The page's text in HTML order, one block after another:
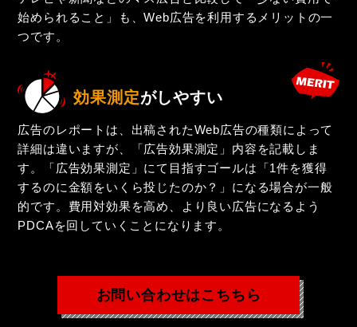
始められること」も、Web広告を利用するメリットの一
つです。
効果測定がしやすい
広告のレポートは、出稿されたWeb広告の種類によって
詳細は違いますが、「広告効果測定」内容を記載しま
す。「広告効果測定」にて目指すゴールは「1件を獲得
するのに金額をいくら投じたのか？」になる場合が一般
的です。費用対効果を高め、より良い広告になるよう
PDCAを回していくことになります。
お問い合わせはこちちら